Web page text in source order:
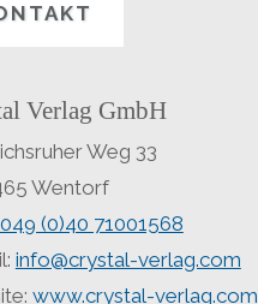
Verlag GmbH
Weg 33
Wentorf
(0)40 71001568
info@crystal-verlag.com
www.crystal-verlag.com